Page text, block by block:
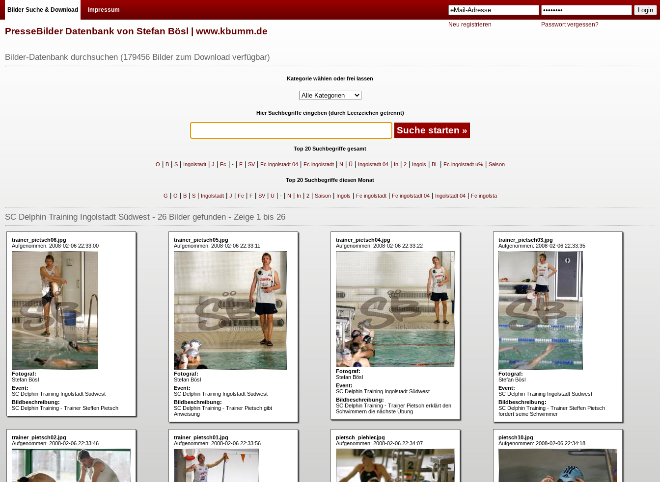
Bilder Suche & Download Impressum
Neu registrieren Passwort vergessen?
PresseBilder Datenbank von Stefan Bösl | www.kbumm.de
Bilder-Datenbank durchsuchen (179456 Bilder zum Download verfügbar)
Kategorie wählen oder frei lassen
Hier Suchbegriffe eingeben (durch Leerzeichen getrennt)
Top 20 Suchbegriffe gesamt
O B| S| Ingolstadt| J Fc -| F| SV| Fc ingolstadt 04| Fc ingolstadt| N Ü Ingolstadt 04| In| 2| Ingols BL | Fc ingolstadt u%| Saison
Top 20 Suchbegriffe diesen Monat
G O B| S| Ingolstadt| J Fc F| SV| Ü| -| N In| 2| Saison| Ingols Fc ingolstadt| Fc ingolstadt 04| Ingolstadt 04| Fc ingolsta
SC Delphin Training Ingolstadt Südwest - 26 Bilder gefunden - Zeige 1 bis 26
trainer_pietsch06.jpg
Aufgenommen: 2008-02-06 22:33:00
Fotograf:
Stefan Bösl
Event:
SC Delphin Training Ingolstadt Südwest
Bildbeschreibung:
SC Delphin Training - Trainer Steffen Pietsch
trainer_pietsch05.jpg
Aufgenommen: 2008-02-06 22:33:11
Fotograf:
Stefan Bösl
Event:
SC Delphin Training Ingolstadt Südwest
Bildbeschreibung:
SC Delphin Training - Trainer Pietsch gibt
Anweisung
trainer_pietsch04.jpg
Aufgenommen: 2008-02-06 22:33:22
Fotograf:
Stefan Bösl
Event:
SC Delphin Training Ingolstadt Südwest
Bildbeschreibung:
SC Delphin Training - Trainer Pietsch erklärt den
Schwimmern die nächste Übung
trainer_pietsch03.jpg
Aufgenommen: 2008-02-06 22:33:35
Fotograf:
Stefan Bösl
Event:
SC Delphin Training Ingolstadt Südwest
Bildbeschreibung:
SC Delphin Training - Trainer Steffen Pietsch
fordert seine Schwimmer
trainer_pietsch02.jpg
Aufgenommen: 2008-02-06 22:33:46
trainer_pietsch01.jpg
Aufgenommen: 2008-02-06 22:33:56
pietsch_piehler.jpg
Aufgenommen: 2008-02-06 22:34:07
pietsch10.jpg
Aufgenommen: 2008-02-06 22:34:18